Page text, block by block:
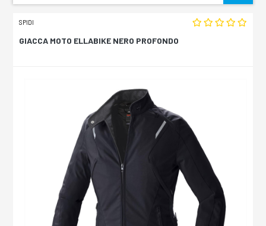
SPIDI
GIACCA MOTO ELLABIKE NERO PROFONDO